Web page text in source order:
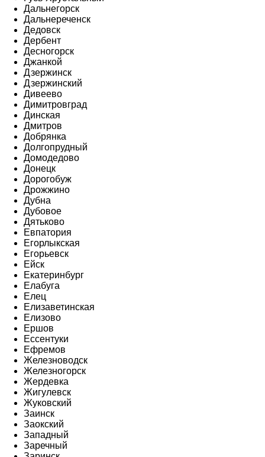
Дальнегорск
Дальнереченск
Дедовск
Дербент
Десногорск
Джанкой
Дзержинск
Дзержинский
Дивеево
Димитровград
Динская
Дмитров
Добрянка
Долгопрудный
Домодедово
Донецк
Дорогобуж
Дрожжино
Дубна
Дубовое
Дятьково
Евпатория
Егорлыкская
Егорьевск
Ейск
Екатеринбург
Елабуга
Елец
Елизаветинская
Елизово
Ершов
Ессентуки
Ефремов
Железноводск
Железногорск
Жердевка
Жигулевск
Жуковский
Заинск
Заокский
Западный
Заречный